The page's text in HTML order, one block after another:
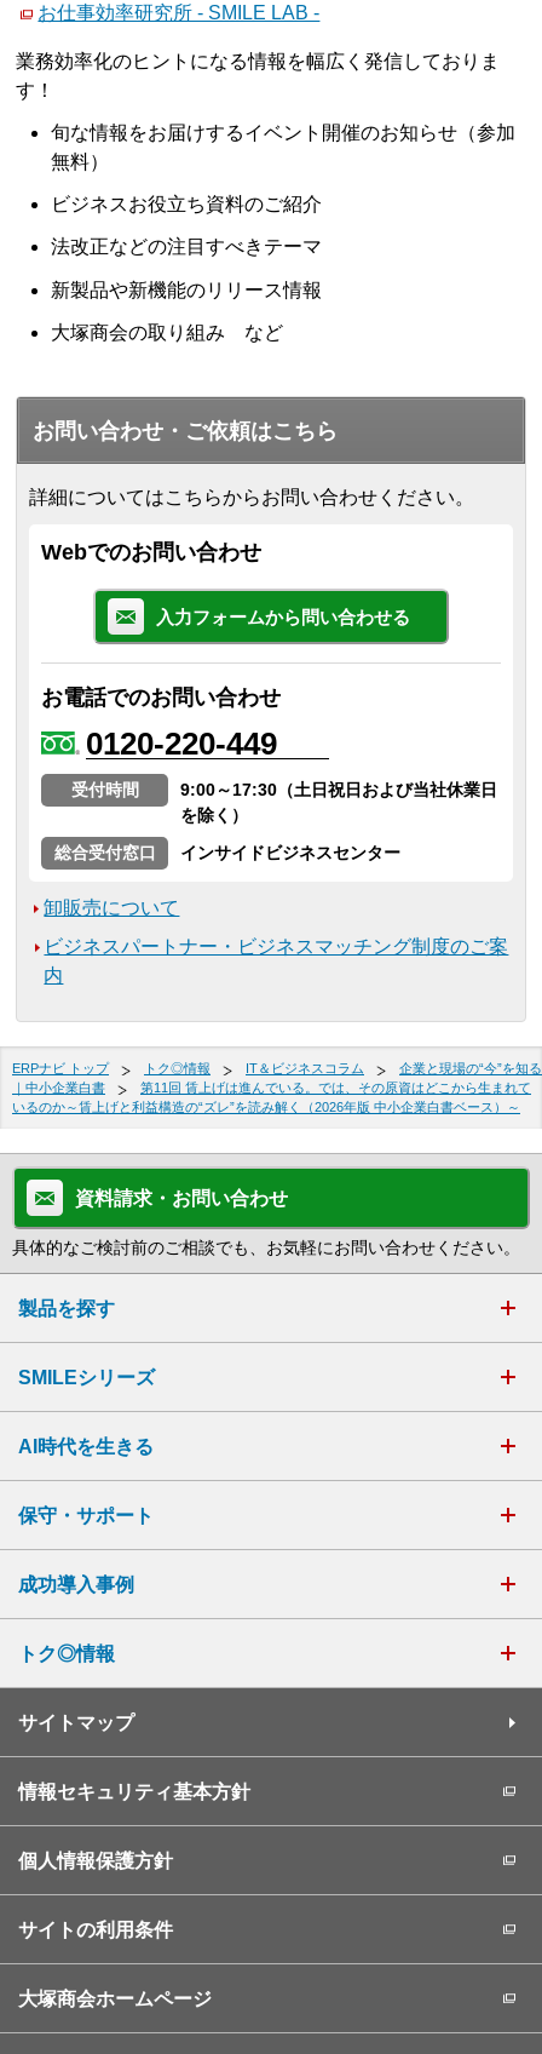
お仕事効率研究所 - SMILE LAB -
業務効率化のヒントになる情報を幅広く発信しておりま
す！
旬な情報をお届けするイベント開催のお知らせ（参加
無料）
ビジネスお役立ち資料のご紹介
法改正などの注目すべきテーマ
新製品や新機能のリリース情報
大塚商会の取り組み など
お問い合わせ・ご依頼はこちら
詳細についてはこちらからお問い合わせください。
Webでのお問い合わせ
入力フォームから問い合わせる
お電話でのお問い合わせ
0120-220-449
受付時間
9:00～17:30（土日祝日および当社休業日
を除く）
総合受付窓口
インサイドビジネスセンター
卸販売について
ビジネスパートナー・ビジネスマッチング制度のご案
内
ERPナビ トップ トク◎情報 IT＆ビジネスコラム
企業と現場の“今”を知る
｜中小企業白書
第11回 賃上げは進んでいる。では、その原資はどこから生まれて
いるのか～賃上げと利益構造の“ズレ”を読み解く（2026年版 中小企業白書ベース）～
資料請求・お問い合わせ
具体的なご検討前のご相談でも、お気軽にお問い合わせください。
製品を探す
SMILEシリーズ
AI時代を生きる
保守・サポート
成功導入事例
トク◎情報
サイトマップ
情報セキュリティ基本方針
個人情報保護方針
サイトの利用条件
大塚商会ホームページ